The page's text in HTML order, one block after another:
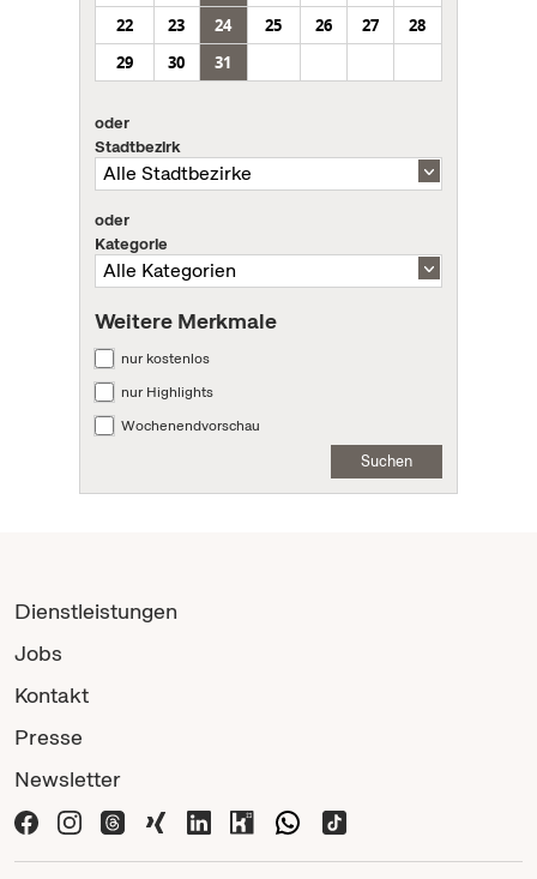
22
23 24 25 26 27
28
29
30 31
oder
Stadtbezirk
oder
Kategorie
Weitere Merkmale
nur kostenlos
nur Highlights
Wochenendvorschau
Suchen
Dienstleistungen
Jobs
Kontakt
Presse
Newsletter